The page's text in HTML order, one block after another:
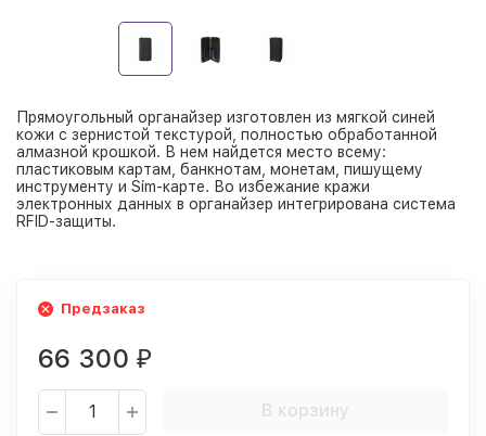
Прямоугольный органайзер изготовлен из мягкой синей
кожи с зернистой текстурой, полностью обработанной
алмазной крошкой. В нем найдется место всему:
пластиковым картам, банкнотам, монетам, пишущему
инструменту и Sim-карте. Во избежание кражи
электронных данных в органайзер интегрирована система
RFID-защиты.
Предзаказ
66 300 ₽
В корзину